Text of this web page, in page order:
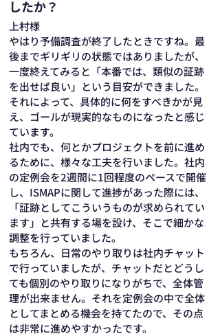
したか？
上村様
やはり予備調査が終了したときですね。最
後までギリギリの状態ではありましたが、
一度終えてみると「本番では、類似の証跡
を出せば良い」という目安ができました。
それによって、具体的に何をすべきかが見
え、ゴールが現実的なものになったと感じ
ています。
社内でも、何とかプロジェクトを前に進め
るために、様々な工夫を行いました。社内
の定例会を2週間に1回程度のペースで開催
し、ISMAPに関して進捗があった際には、
「証跡としてこういうものが求められてい
ます」と共有する場を設け、そこで細かな
調整を行っていました。
もちろん、日常のやり取りは社内チャット
で行っていましたが、チャットだとどうし
ても個別のやり取りになりがちで、全体管
理が出来ません。それを定例会の中で全体
としてまとめる機会を持てたので、その点
は非常に進めやすかったです。